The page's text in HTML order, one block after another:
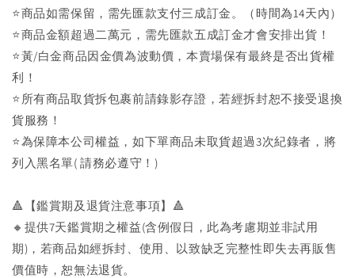
⭐商品如需保留，需先匯款支付三成訂金。（時間為14天內）
⭐商品金額超過二萬元，需先匯款五成訂金才會安排出貨！
⭐黃/白金商品因金價為波動價，本賣場保有最終是否出貨權
利！
⭐️所有商品取貨拆包裹前請錄影存證，若經拆封恕不接受退換
貨服務！
⭐為保障本公司權益，如下單商品未取貨超過3次紀錄者，將
列入黑名單( 請務必遵守！)
🔺【鑑賞期及退貨注意事項】🔺
🔸提供7天鑑賞期之權益(含例假日，此為考慮期並非試用
期)，若商品如經拆封、使用、以致缺乏完整性即失去再販售
價值時，恕無法退貨。